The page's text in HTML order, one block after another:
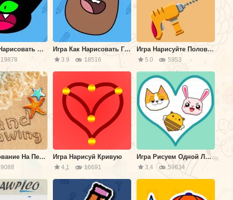
Игра Как Нарисовать Мао Мао
19878
Игра Как Нарисовать Гризли: Вся Правда о Медведях
3.9 18516
Игра Нарисуйте Половину
5.0 5953
Игра Рисование На Песке
9088
Игра Нарисуй Кривую
4,1 16691
Игра Рисуем Одной Линией
3,4 59634